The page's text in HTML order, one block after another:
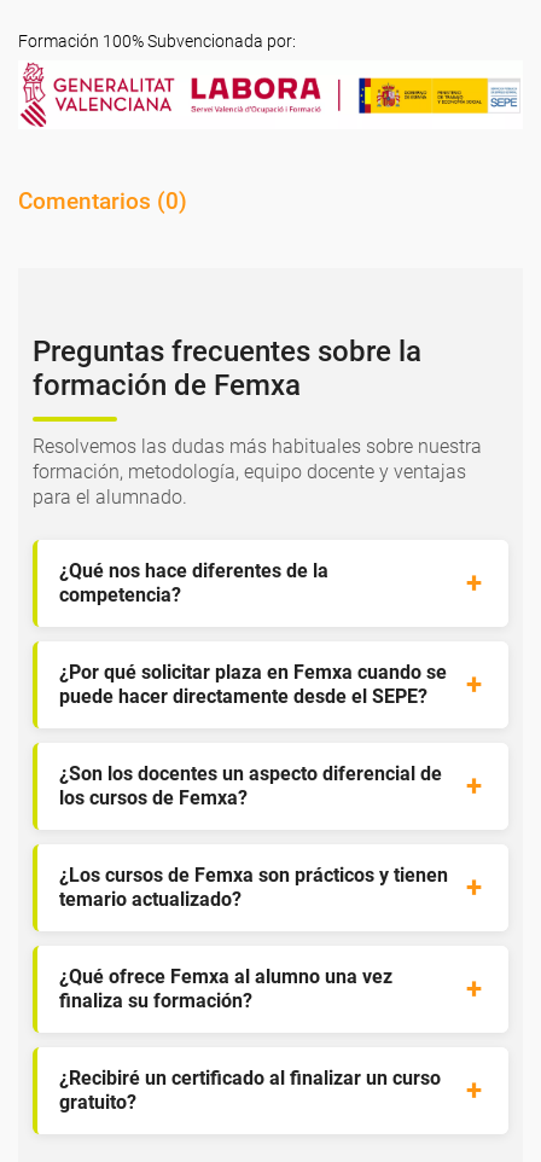
Formación 100% Subvencionada por:
Comentarios (0)
Preguntas frecuentes sobre la
formación de Femxa
Resolvemos las dudas más habituales sobre nuestra
formación, metodología, equipo docente y ventajas
para el alumnado.
¿Qué nos hace diferentes de la
competencia?
¿Por qué solicitar plaza en Femxa cuando se
puede hacer directamente desde el SEPE?
¿Son los docentes un aspecto diferencial de
los cursos de Femxa?
¿Los cursos de Femxa son prácticos y tienen
temario actualizado?
¿Qué ofrece Femxa al alumno una vez
finaliza su formación?
¿Recibiré un certificado al finalizar un curso
gratuito?